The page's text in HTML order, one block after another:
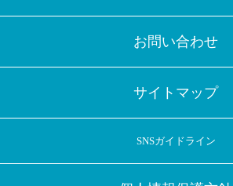
お問い合わせ
サイトマップ
SNSガイドライン